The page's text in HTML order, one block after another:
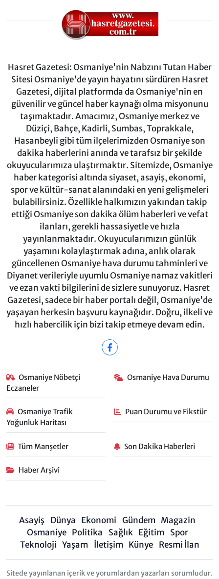
Hasret Gazetesi: Osmaniye'nin Nabzını Tutan Haber
Sitesi Osmaniye'de yayın hayatını sürdüren Hasret
Gazetesi, dijital platformda da Osmaniye'nin en
güvenilir ve güncel haber kaynağı olma misyonunu
taşımaktadır. Amacımız, Osmaniye merkez ve
Düziçi, Bahçe, Kadirli, Sumbas, Toprakkale,
Hasanbeyli gibi tüm ilçelerimizden Osmaniye son
dakika haberlerini anında ve tarafsız bir şekilde
okuyucularımıza ulaştırmaktır. Sitemizde, Osmaniye
haber kategorisi altında siyaset, asayiş, ekonomi,
spor ve kültür-sanat alanındaki en yeni gelişmeleri
bulabilirsiniz. Özellikle halkımızın yakından takip
ettiği Osmaniye son dakika ölüm haberleri ve vefat
ilanları, gerekli hassasiyetle ve hızla
yayınlanmaktadır. Okuyucularımızın günlük
yaşamını kolaylaştırmak adına, anlık olarak
güncellenen Osmaniye hava durumu tahminleri ve
Diyanet verileriyle uyumlu Osmaniye namaz vakitleri
ve ezan vakti bilgilerini de sizlere sunuyoruz. Hasret
Gazetesi, sadece bir haber portalı değil, Osmaniye'de
yaşayan herkesin başvuru kaynağıdır. Doğru, ilkeli ve
hızlı habercilik için bizi takip etmeye devam edin.
Osmaniye Nöbetçi
Eczaneler
Osmaniye Hava Durumu
Osmaniye Trafik
Yoğunluk Haritası
Puan Durumu ve Fikstür
Tüm Manşetler Son Dakika Haberleri
Haber Arşivi
Asayiş Dünya Ekonomi Gündem Magazin
Osmaniye Politika Sağlık Eğitim
Spor
Teknoloji Yaşam İletişim Künye Resmi İlan
Sitede yayınlanan içerik ve yorumlardan yazarları sorumludur.